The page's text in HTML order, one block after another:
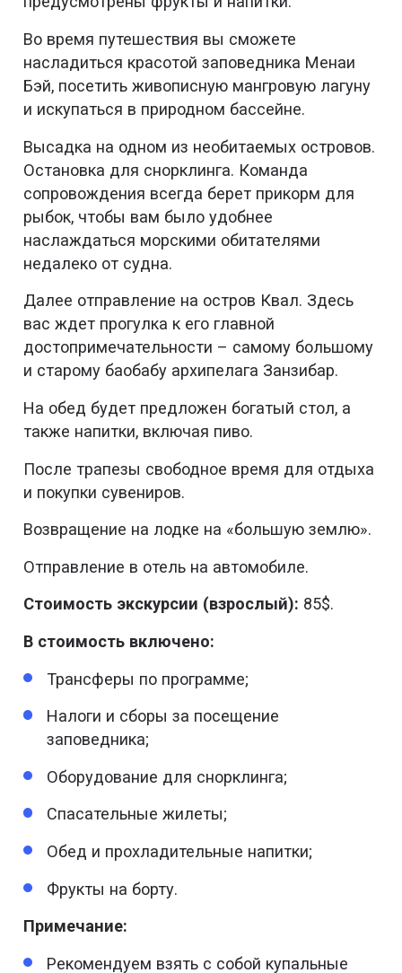
Во время путешествия вы сможете
насладиться красотой заповедника Менаи
Бэй, посетить живописную мангровую лагуну
и искупаться в природном бассейне.
Высадка на одном из необитаемых островов.
Остановка для снорклинга. Команда
сопровождения всегда берет прикорм для
рыбок, чтобы вам было удобнее
наслаждаться морскими обитателями
недалеко от судна.
Далее отправление на остров Квал. Здесь
вас ждет прогулка к его главной
достопримечательности – самому большому
и старому баобабу архипелага Занзибар.
На обед будет предложен богатый стол, а
также напитки, включая пиво.
После трапезы свободное время для отдыха
и покупки сувениров.
Возвращение на лодке на «большую землю».
Отправление в отель на автомобиле.
Стоимость экскурсии (взрослый): 85$.
В стоимость включено:
Трансферы по программе;
Налоги и сборы за посещение
заповедника;
Оборудование для снорклинга;
Спасательные жилеты;
Обед и прохладительные напитки;
Фрукты на борту.
Примечание:
Рекомендуем взять с собой купальные